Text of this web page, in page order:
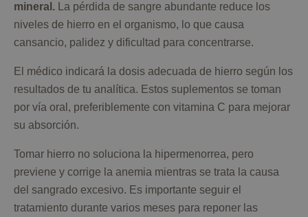
mineral. La pérdida de sangre abundante reduce los
niveles de hierro en el organismo, lo que causa
cansancio, palidez y dificultad para concentrarse.
El médico indicará la dosis adecuada de hierro según los
resultados de tu analítica. Estos suplementos se toman
por vía oral, preferiblemente con vitamina C para mejorar
su absorción.
Tomar hierro no soluciona la hipermenorrea, pero
previene y corrige la anemia mientras se trata la causa
del sangrado excesivo. Es importante seguir el
tratamiento durante varios meses para reponer las